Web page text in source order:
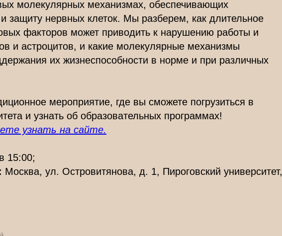
молекулярных механизмах, обеспечивающих
защиту нервных клеток. Мы разберем, как длительное
факторов может приводить к нарушению работы и
и астроцитов, и какие молекулярные механизмы
их жизнеспособности в норме и при различных
мероприятие, где вы сможете погрузиться в
и узнать об образовательных программах!
узнать на сайте.
15:00;
Москва, ул. Островитянова, д. 1, Пироговский университет,